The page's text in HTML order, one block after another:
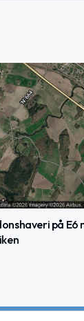
på E6